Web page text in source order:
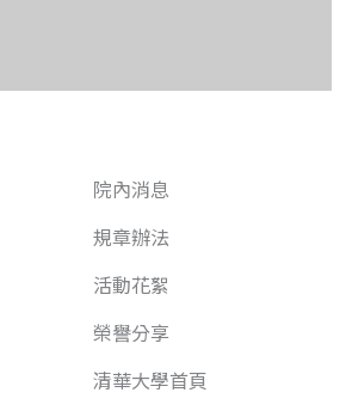
院內消息
規章辦法
活動花絮
榮譽分享
清華大學首頁